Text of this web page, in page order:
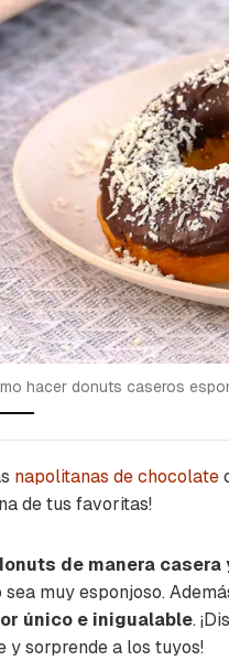
hacer donuts caseros
napolitanas de chocolate
de tus favoritas!
de manera casera
muy esponjoso.
único e inigualable.
sorprende a los tuyos!